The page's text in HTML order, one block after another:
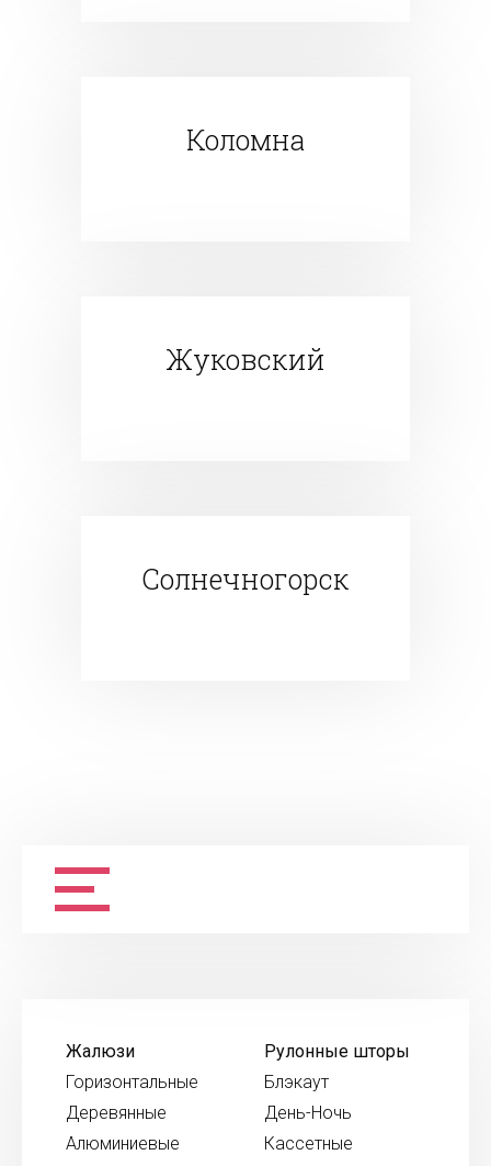
Коломна
Жуковский
Солнечногорск
Жалюзи
Горизонтальные
Деревянные
Алюминиевые
Рулонные шторы
Блэкаут
День-Ночь
Кассетные